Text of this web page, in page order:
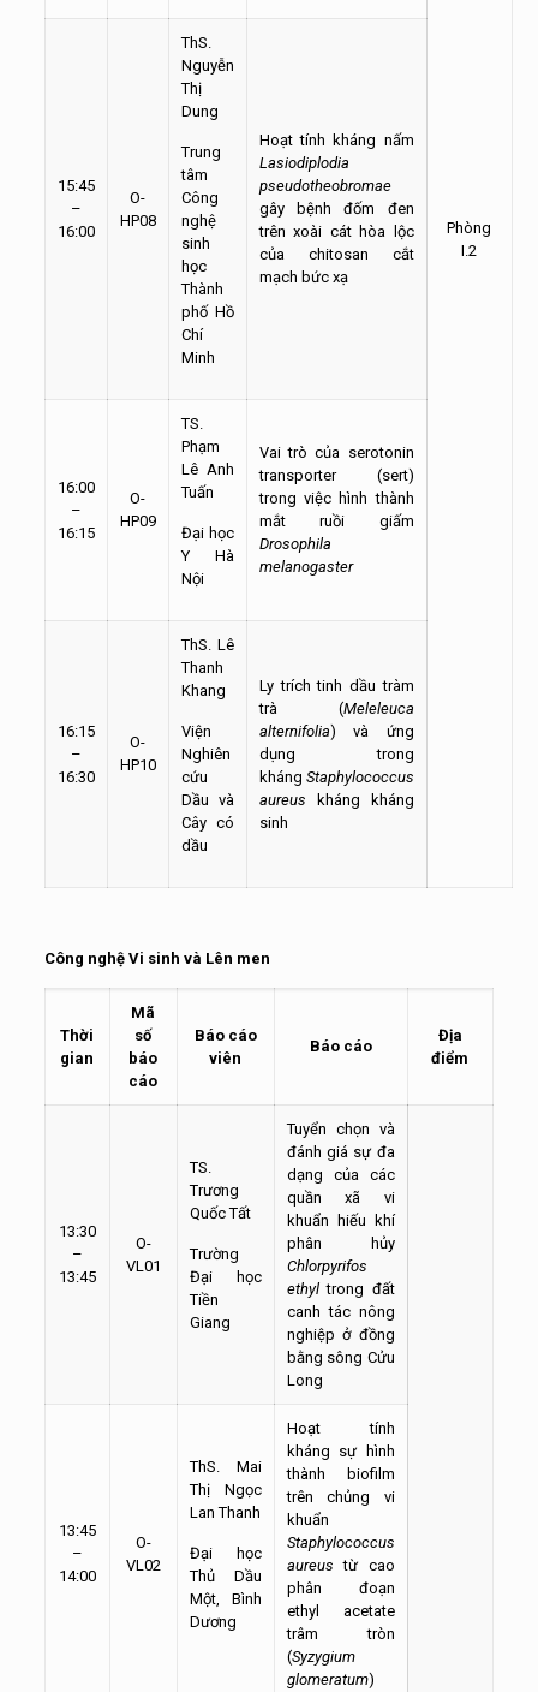
Phòng
I.2
15:45
–
16:00
O-
HP08
ThS.
Nguyễn
Thị
Dung
Trung
tâm
Công
nghệ
sinh
học
Thành
phố Hồ
Chí
Minh
Hoạt tính kháng nấm
Lasiodiplodia
pseudotheobromae
gây bệnh đốm đen
trên xoài cát hòa lộc
của chitosan cắt
mạch bức xạ
16:00
–
16:15
O-
HP09
TS.
Phạm
Lê Anh
Tuấn
Đại học
Y Hà
Nội
Vai trò của serotonin
transporter (sert)
trong việc hình thành
mắt ruồi giấm
Drosophila
melanogaster
16:15
–
16:30
O-
HP10
ThS. Lê
Thanh
Khang
Viện
Nghiên
cứu
Dầu và
Cây có
dầu
Ly trích tinh dầu tràm
trà (Meleleuca
alternifolia) và ứng
dụng trong
kháng Staphylococcus
aureus
kháng kháng
sinh
Công nghệ Vi sinh và Lên men
Thời
gian
Mã
số
báo
cáo
Báo cáo
viên
Báo cáo
Địa
điểm
13:30
–
13:45
O-
VL01
TS.
Trương
Quốc Tất
Trường
Đại học
Tiền
Giang
Tuyển chọn và
đánh giá sự đa
dạng của các
quần xã vi
khuẩn hiếu khí
phân hủy
Chlorpyrifos
ethyltrong đất
canh tác nông
nghiệp ở đồng
bằng sông Cửu
Long
13:45
–
14:00
O-
VL02
ThS. Mai
Thị Ngọc
Lan Thanh
Đại học
Thủ Dầu
Một, Bình
Dương
Hoạt tính
kháng sự hình
thành biofilm
trên chủng vi
khuẩn
Staphylococcus
aureus từ cao
phân đoạn
ethyl acetate
trâm tròn
(Syzygium
glomeratum)